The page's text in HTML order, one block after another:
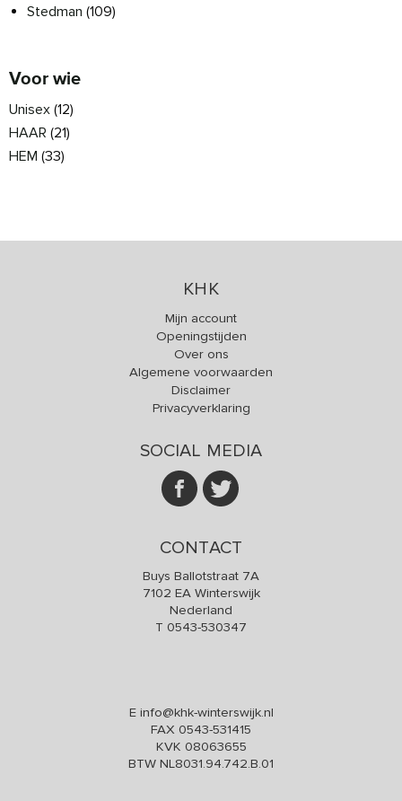
Stedman (109)
Voor wie
Unisex (12)
HAAR (21)
HEM (33)
KHK
Mijn account
Openingstijden
Over ons
Algemene voorwaarden
Disclaimer
Privacyverklaring
SOCIAL MEDIA
CONTACT
Buys Ballotstraat 7A
7102 EA Winterswijk
Nederland
T 0543-530347
E info@khk-winterswijk.nl
FAX 0543-531415
KVK 08063655
BTW NL8031.94.742.B.01